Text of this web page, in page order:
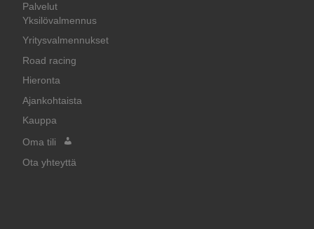
Palvelut
Yksilövalmennus
Yritysvalmennukset
Road racing
Hieronta
Ajankohtaista
Kauppa
Oma tili
Ota yhteyttä